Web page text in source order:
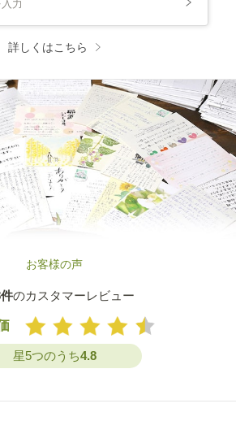
詳しくはこちら
お客様の声
のカスタマーレビュー
星5つのうち4.8